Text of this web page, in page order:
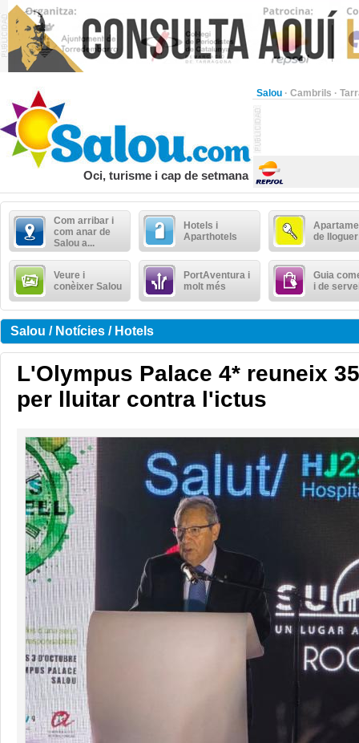
Salou · Cambrils ·
Oci, turisme i cap de setmana
Com arribar i
com anar de
Salou a...
Hotels i
Aparthotels
de lloguer
Veure i
conèixer Salou
PortAventura i
molt més
Guia
i de
Salou / Notícies / Hotels
L'Olympus Palace 4* reuneix
per lluitar contra l'ictus